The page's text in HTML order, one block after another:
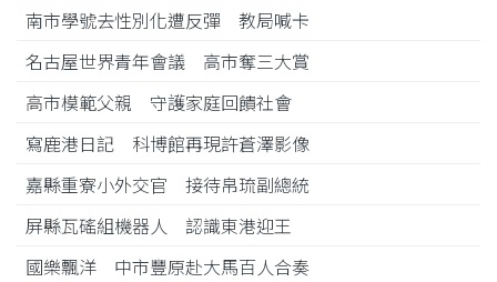
南市學號去性別化遭反彈 教局喊卡
名古屋世界青年會議 高市奪三大賞
高市模範父親 守護家庭回饋社會
寫鹿港日記 科博館再現許蒼澤影像
嘉縣重寮小外交官 接待帛琉副總統
屏縣瓦磘組機器人 認識東港迎王
國樂飄洋 中市豐原赴大馬百人合奏